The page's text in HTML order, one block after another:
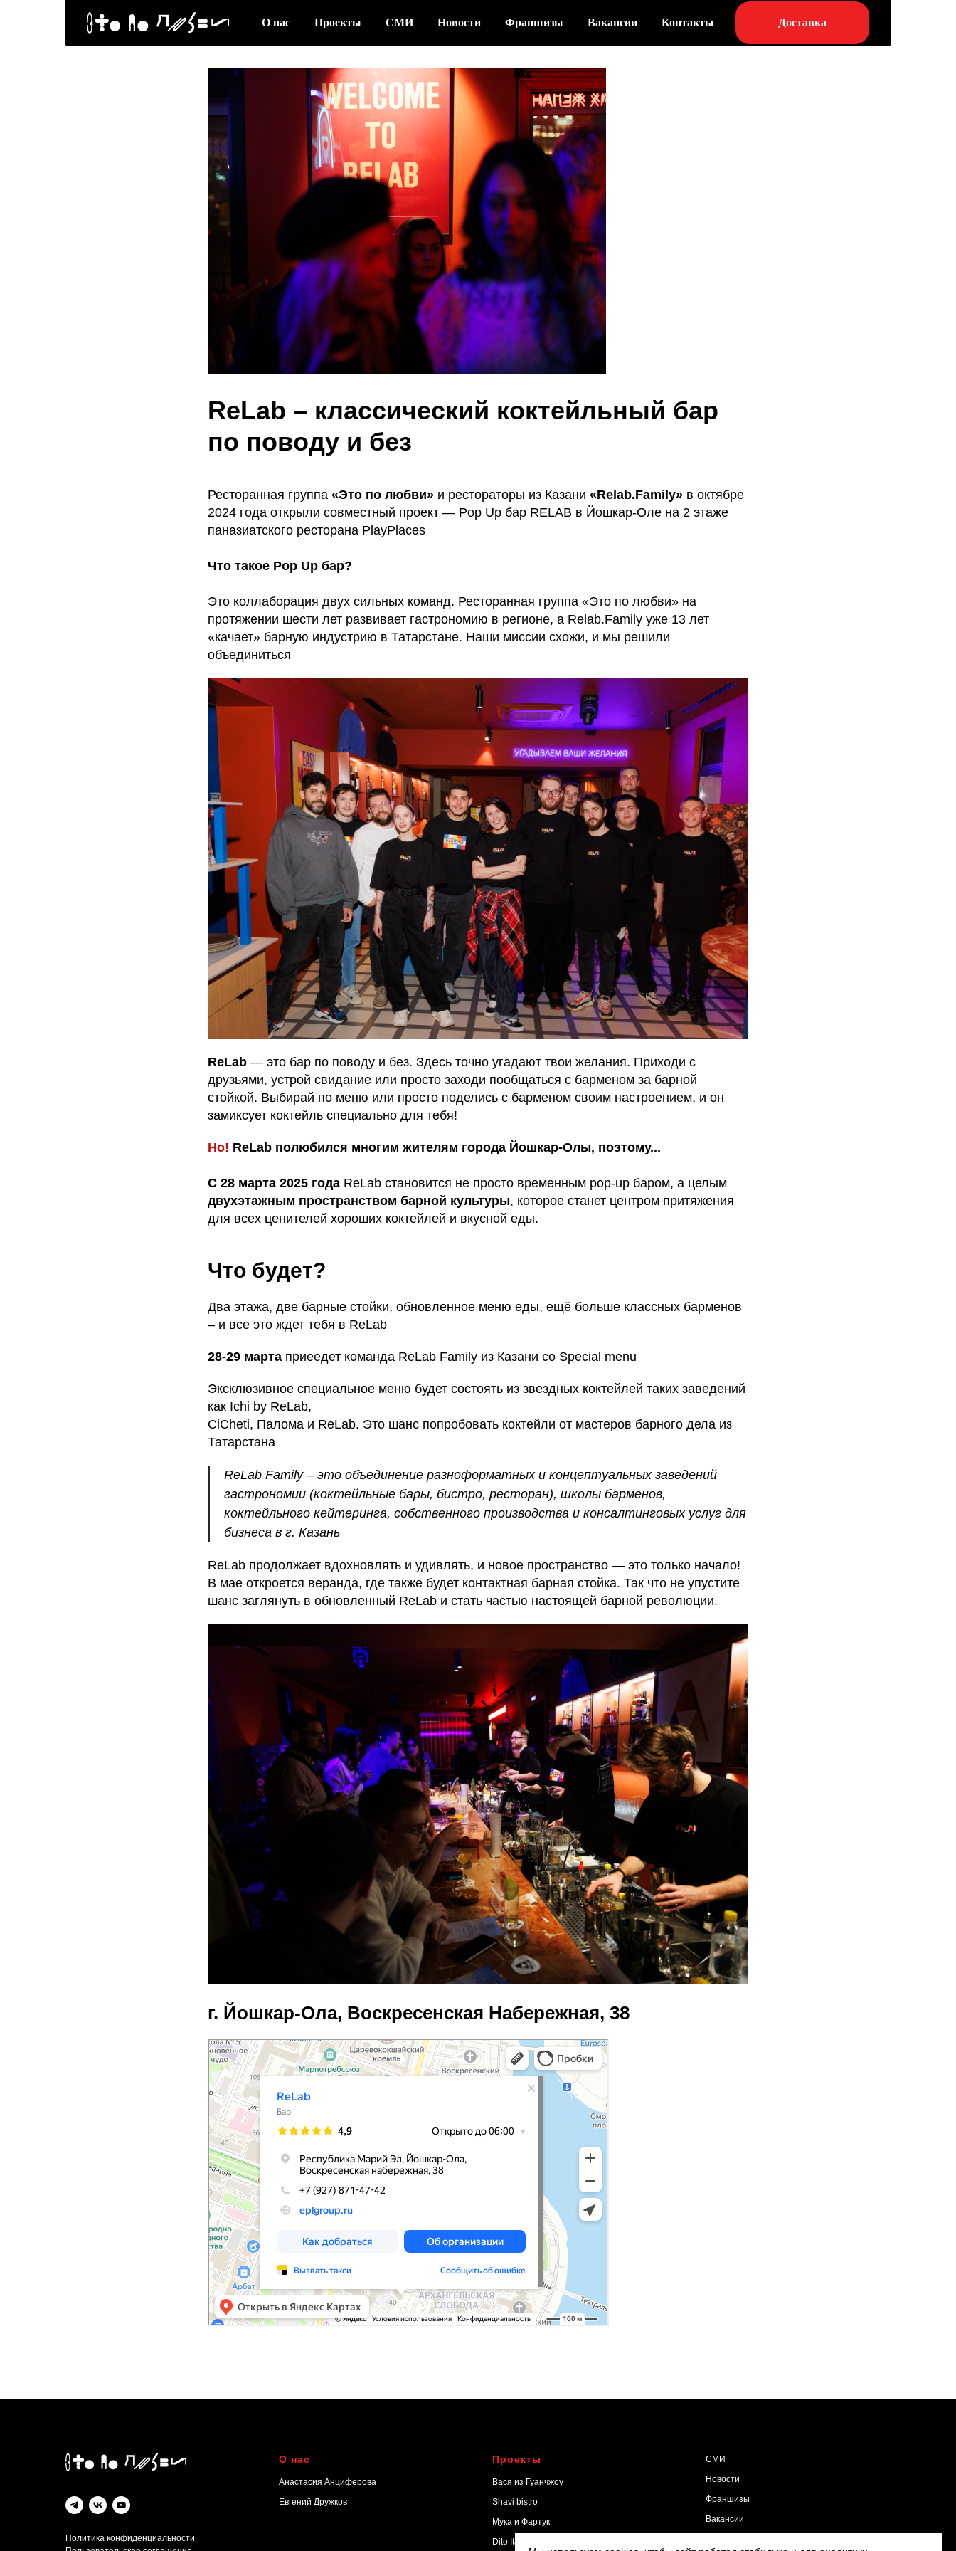
О нас Проекты СМИ Новости Франшизы Вакансии Контакты Доставка
ReLab – классический коктейльный бар
по поводу и без
Ресторанная группа «Это по любви» и рестораторы из Казани «Relab.Family» в октябре
2024 года открыли совместный проект — Pop Up бар RELAB в Йошкар-Оле на 2 этаже
паназиатского ресторана PlayPlaces
Что такое Pop Up бар?
Это коллаборация двух сильных команд. Ресторанная группа «Это по любви» на
протяжении шести лет развивает гастрономию в регионе, а Relab.Family уже 13 лет
«качает» барную индустрию в Татарстане. Наши миссии схожи, и мы решили
объединиться
ReLab — это бар по поводу и без. Здесь точно угадают твои желания. Приходи с
друзьями, устрой свидание или просто заходи пообщаться с барменом за барной
стойкой. Выбирай по меню или просто поделись с барменом своим настроением, и он
замиксует коктейль специально для тебя!
Но! ReLab полюбился многим жителям города Йошкар-Олы, поэтому...
С 28 марта 2025 года ReLab становится не просто временным pop-up баром, а целым
двухэтажным пространством барной культуры, которое станет центром притяжения
для всех ценителей хороших коктейлей и вкусной еды.
Что будет?
Два этажа, две барные стойки, обновленное меню еды, ещё больше классных барменов
– и все это ждет тебя в ReLab
28-29 марта приеедет команда ReLab Family из Казани со Special menu
Эксклюзивное специальное меню будет состоять из звездных коктейлей таких заведений
как Ichi by ReLab,
CiCheti, Палома и ReLab. Это шанс попробовать коктейли от мастеров барного дела из
Татарстана
ReLab Family – это объединение разноформатных и концептуальных заведений
гастрономии (коктейльные бары, бистро, ресторан), школы барменов,
коктейльного кейтеринга, собственного производства и консалтинговых услуг для
бизнеса в г. Казань
ReLab продолжает вдохновлять и удивлять, и новое пространство — это только начало!
В мае откроется веранда, где также будет контактная барная стойка. Так что не упустите
шанс заглянуть в обновленный ReLab и стать частью настоящей барной революции.
г. Йошкар-Ола, Воскресенская Набережная, 38
ReLab
Бар в Йошкар‑Оле
Политика конфиденциальности
О нас
Анастасия Анциферова
Евгений Дружков
Проекты
Вася из Гуанчжоу
Shavi bistro
Мука и Фартук
Dito Italiano
СМИ
Новости
Франшизы
Вакансии